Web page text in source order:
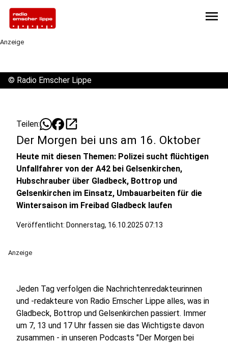
menu
Anzeige
© Radio Emscher Lippe
Teilen: open_in_new
Der Morgen bei uns am 16. Oktober
Heute mit diesen Themen: Polizei sucht flüchtigen
Unfallfahrer von der A42 bei Gelsenkirchen,
Hubschrauber über Gladbeck, Bottrop und
Gelsenkirchen im Einsatz, Umbauarbeiten für die
Wintersaison im Freibad Gladbeck laufen
Veröffentlicht: Donnerstag, 16.10.2025 07:13
Anzeige
Jeden Tag verfolgen die Nachrichtenredakteurinnen
und -redakteure von Radio Emscher Lippe alles, was in
Gladbeck, Bottrop und Gelsenkirchen passiert. Immer
um 7, 13 und 17 Uhr fassen sie das Wichtigste davon
zusammen - in unseren Podcasts "Der Morgen bei